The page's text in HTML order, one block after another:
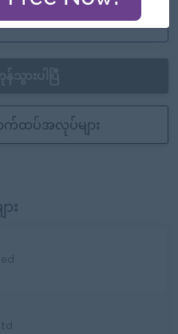
ထပ်အလုပ်များ
း